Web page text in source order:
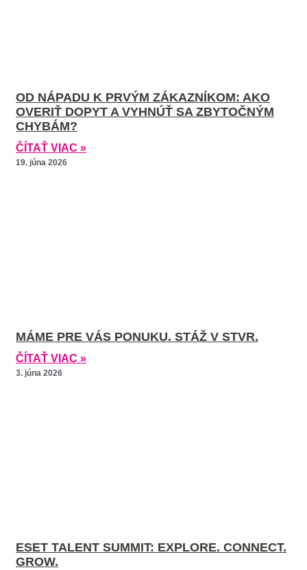
OD NÁPADU K PRVÝM ZÁKAZNÍKOM: AKO
OVERIŤ DOPYT A VYHNÚŤ SA ZBYTOČNÝM
CHYBÁM?
ČÍTAŤ VIAC »
19. júna 2026
MÁME PRE VÁS PONUKU. STÁŽ V STVR.
ČÍTAŤ VIAC »
3. júna 2026
ESET TALENT SUMMIT: EXPLORE. CONNECT.
GROW.